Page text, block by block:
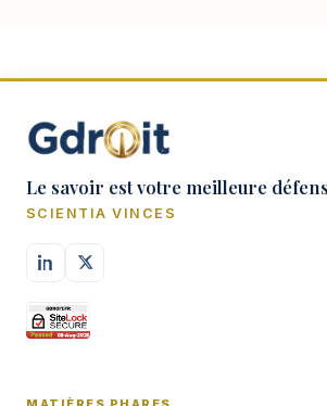
Le savoir est votre meilleure
SCIENTIA VINCES